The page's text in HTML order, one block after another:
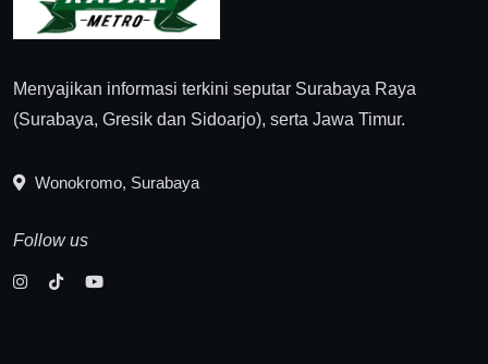
Menyajikan informasi terkini seputar Surabaya Raya
(Surabaya, Gresik dan Sidoarjo), serta Jawa Timur.
Wonokromo, Surabaya
Follow us